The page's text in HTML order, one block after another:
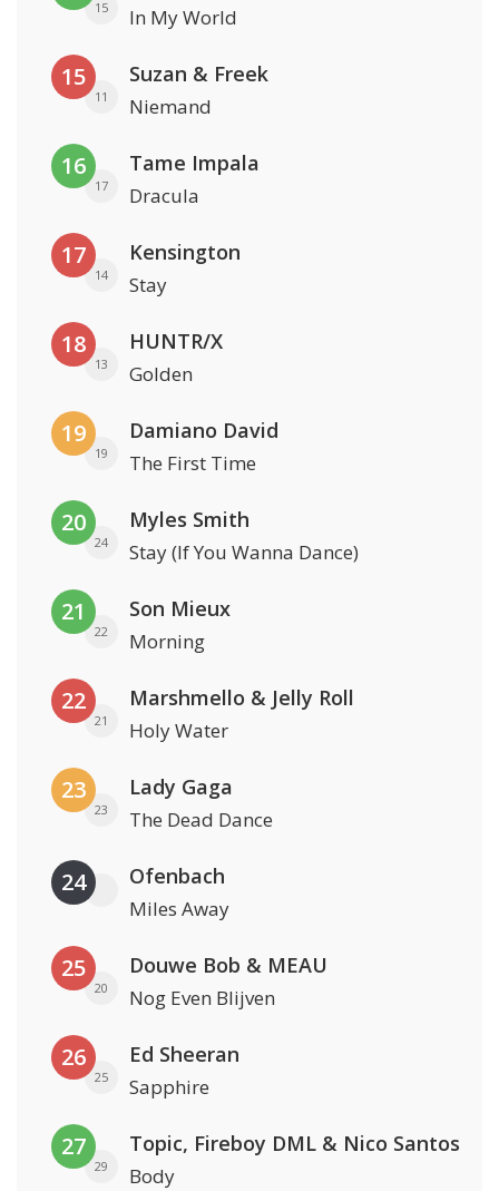
15 In My World
15
11
Suzan & Freek
Niemand
16
17
Tame Impala
Dracula
17
14
Kensington
Stay
18
13
HUNTR/X
Golden
19
19
Damiano David
The First Time
20
24
Myles Smith
Stay (If You Wanna Dance)
21
22
Son Mieux
Morning
22
21
Marshmello & Jelly Roll
Holy Water
23
23
Lady Gaga
The Dead Dance
24 Ofenbach
Miles Away
25
20
Douwe Bob & MEAU
Nog Even Blijven
26
25
Ed Sheeran
Sapphire
27
29
Topic, Fireboy DML & Nico Santos
Body